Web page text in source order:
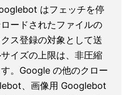
はフェッチを停
ードされたファイルの
ス登録の対象として送
イズの上限は、非圧縮
。Google の他のクロー
、画像用 Googlebot